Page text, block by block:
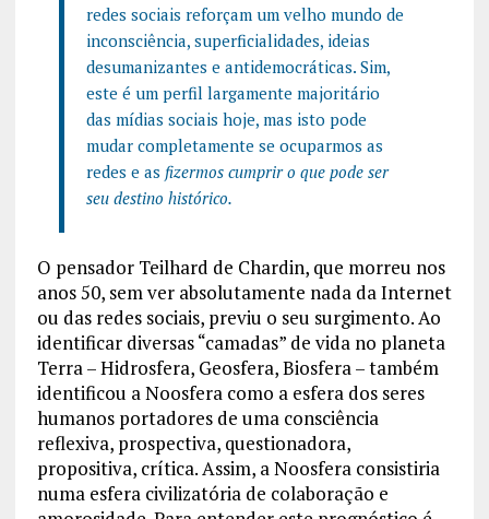
redes sociais reforçam um velho mundo de
inconsciência, superficialidades, ideias
desumanizantes e antidemocráticas. Sim,
este é um perfil largamente majoritário
das mídias sociais hoje, mas isto pode
mudar completamente se ocuparmos as
redes e as fizermos cumprir o que pode ser
seu destino histórico.
O pensador Teilhard de Chardin, que morreu nos
anos 50, sem ver absolutamente nada da Internet
ou das redes sociais, previu o seu surgimento. Ao
identificar diversas “camadas” de vida no planeta
Terra – Hidrosfera, Geosfera, Biosfera – também
identificou a Noosfera como a esfera dos seres
humanos portadores de uma consciência
reflexiva, prospectiva, questionadora,
propositiva, crítica. Assim, a Noosfera consistiria
numa esfera civilizatória de colaboração e